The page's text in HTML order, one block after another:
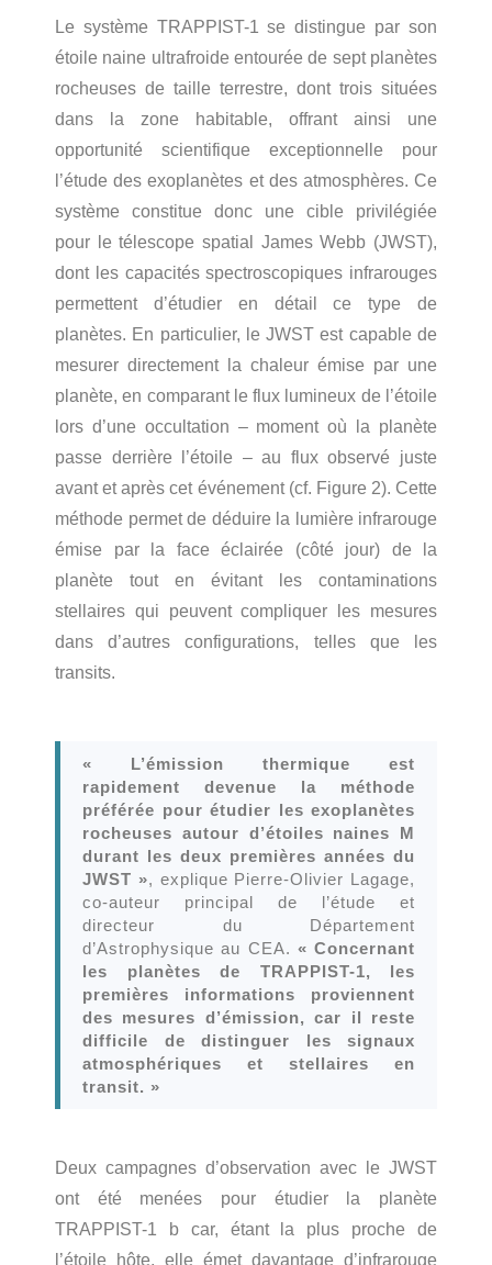
Le système TRAPPIST-1 se distingue par son
étoile naine ultrafroide entourée de sept planètes
rocheuses de taille terrestre, dont trois situées
dans la zone habitable, offrant ainsi une
opportunité scientifique exceptionnelle pour
l’étude des exoplanètes et des atmosphères. Ce
système constitue donc une cible privilégiée
pour le télescope spatial James Webb (JWST),
dont les capacités spectroscopiques infrarouges
permettent d’étudier en détail ce type de
planètes. En particulier, le JWST est capable de
mesurer directement la chaleur émise par une
planète, en comparant le flux lumineux de l’étoile
lors d’une occultation – moment où la planète
passe derrière l’étoile – au flux observé juste
avant et après cet événement (cf. Figure 2). Cette
méthode permet de déduire la lumière infrarouge
émise par la face éclairée (côté jour) de la
planète tout en évitant les contaminations
stellaires qui peuvent compliquer les mesures
dans d’autres configurations, telles que les
transits.
« L’émission thermique est
rapidement devenue la méthode
préférée pour étudier les exoplanètes
rocheuses autour d’étoiles naines M
durant les deux premières années du
JWST », explique Pierre-Olivier Lagage,
co-auteur principal de l’étude et
directeur du Département
d’Astrophysique au CEA. « Concernant
les planètes de TRAPPIST-1, les
premières informations proviennent
des mesures d’émission, car il reste
difficile de distinguer les signaux
atmosphériques et stellaires en
transit. »
Deux campagnes d’observation avec le JWST
ont été menées pour étudier la planète
TRAPPIST-1 b car, étant la plus proche de
l’étoile hôte, elle émet davantage d’infrarouge